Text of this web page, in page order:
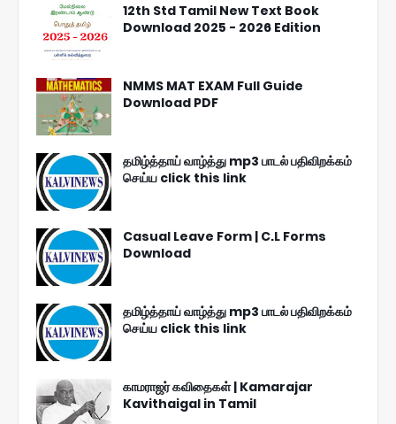
12th Std Tamil New Text Book
Download 2025 - 2026 Edition
NMMS MAT EXAM Full Guide
Download PDF
தமிழ்த்தாய் வாழ்த்து mp3 பாடல் பதிவிறக்கம்
செய்ய click this link
Casual Leave Form | C.L Forms
Download
தமிழ்த்தாய் வாழ்த்து mp3 பாடல் பதிவிறக்கம்
செய்ய click this link
காமராஜர் கவிதைகள் | Kamarajar
Kavithaigal in Tamil